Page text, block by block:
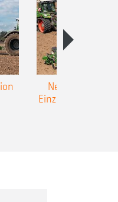
Neue
Einzelkorn-